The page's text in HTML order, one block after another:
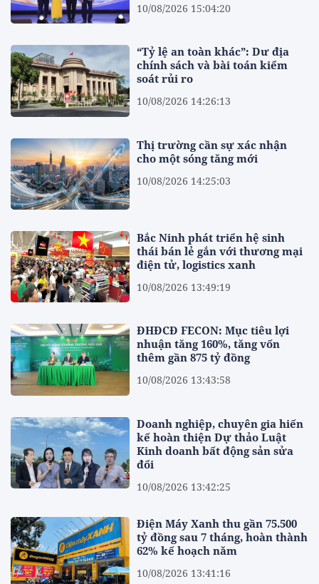
10/08/2026 15:04:20
“Tỷ lệ an toàn khác”: Dư địa
chính sách và bài toán kiểm
soát rủi ro
10/08/2026 14:26:13
Thị trường cần sự xác nhận
cho một sóng tăng mới
10/08/2026 14:25:03
Bắc Ninh phát triển hệ sinh
thái bán lẻ gắn với thương mại
điện tử, logistics xanh
10/08/2026 13:49:19
ĐHĐCĐ FECON: Mục tiêu lợi
nhuận tăng 160%, tăng vốn
thêm gần 875 tỷ đồng
10/08/2026 13:43:58
Doanh nghiệp, chuyên gia hiến
kế hoàn thiện Dự thảo Luật
Kinh doanh bất động sản sửa
đổi
10/08/2026 13:42:25
Điện Máy Xanh thu gần 75.500
tỷ đồng sau 7 tháng, hoàn thành
62% kế hoạch năm
10/08/2026 13:41:16